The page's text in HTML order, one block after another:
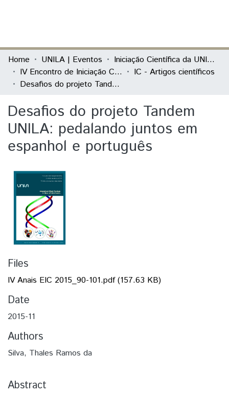
Communities & Collections
All of DSpace
Home UNILA | Eventos
Iniciação Científica da UNILA (IC)
IV Encontro de Iniciação Científica da Unila “UNILA 5 anos: Integração em Ciência, Tecnologia e Cultura na Tríplice Fronteira”
IC - Artigos científicos
Desafios do projeto Tandem UNILA: pedalando juntos em espanhol e português
Desafios do projeto Tandem
UNILA: pedalando juntos em
espanhol e português
Files
IV Anais EIC 2015_90-101.pdf(157.63 KB)
Date
2015-11
Authors
Silva, Thales Ramos da
Abstract